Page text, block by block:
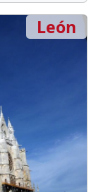
León